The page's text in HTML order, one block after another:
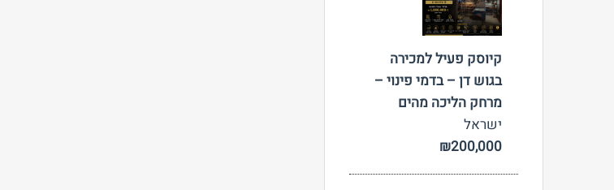
צפה
קיוסק פעיל למכירה
בגוש דן – בדמי פינוי –
מרחק הליכה מהים
ישראל
₪200,000